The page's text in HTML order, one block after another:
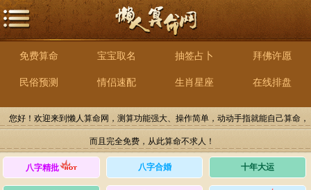
免费算命 宝宝取名 抽签占卜 拜佛许愿
民俗预测 情侣速配 生肖星座 在线排盘
您好！欢迎来到懒人算命网，测算功能强大、操作简单，动动手指就能自己算命，
而且完全免费，从此算命不求人！
八字精批 八字合婚 十年大运